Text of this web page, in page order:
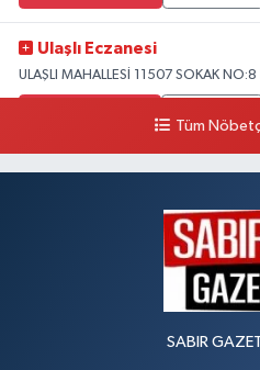
Ulaşlı Eczanesi
ULAŞLI MAHALLESİ 11507 SOKAK NO:8
Tüm
SABIR